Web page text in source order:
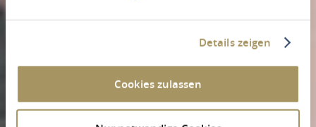
Details zeigen
Cookies zulassen